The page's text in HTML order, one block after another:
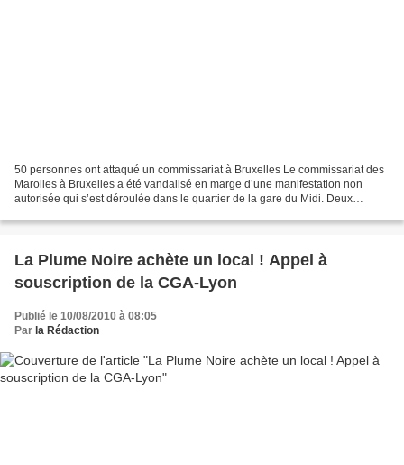
50 personnes ont attaqué un commissariat à Bruxelles Le commissariat des
Marolles à Bruxelles a été vandalisé en marge d’une manifestation non
autorisée qui s’est déroulée dans le quartier de la gare du Midi. Deux
La Plume Noire achète un local ! Appel à
souscription de la CGA-Lyon
Publié le 10/08/2010 à 08:05
Par la Rédaction